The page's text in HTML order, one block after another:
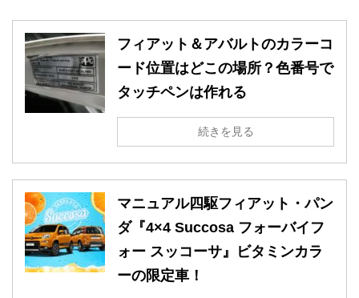
フィアット＆アバルトのカラーコ
ード位置はどこの場所？色番号で
タッチペンは作れる
続きを見る
マニュアル四駆フィアット・パン
ダ『4×4 Succosa フォーバイフ
ォー スッコーサ』ビタミンカラ
ーの限定車！